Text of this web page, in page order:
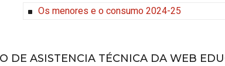
Os menores e o consumo 2024-25
DE ASISTENCIA TÉCNICA DA WEB